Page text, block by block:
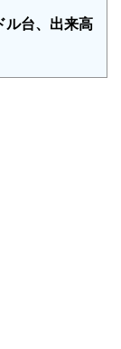
ル台、出来高